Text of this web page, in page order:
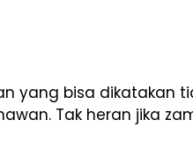
yang bisa dikatakan
Tak heran jika